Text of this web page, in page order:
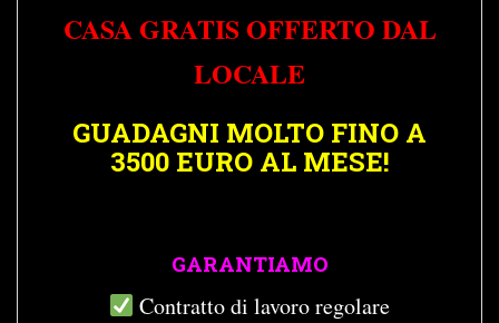
CASA GRATIS OFFERTO DAL
LOCALE
GUADAGNI MOLTO FINO A
3500 EURO AL MESE!
GARANTIAMO
Contratto di lavoro regolare